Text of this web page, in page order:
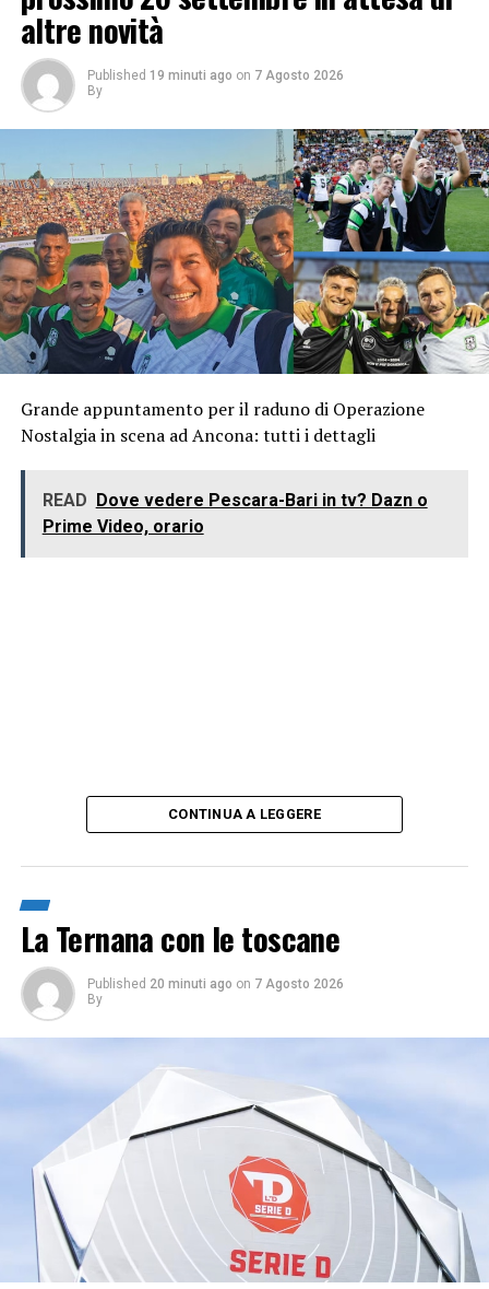
altre novità
Published 19 minuti ago on 7 Agosto 2026
By
Grande appuntamento per il raduno di Operazione
Nostalgia in scena ad Ancona: tutti i dettagli
READ Dove vedere Pescara-Bari in tv? Dazn o
Prime Video, orario
CONTINUA A LEGGERE
La Ternana con le toscane
Published 20 minuti ago on 7 Agosto 2026
By